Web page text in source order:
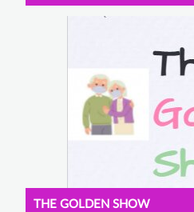
THE GOLDEN SHOW